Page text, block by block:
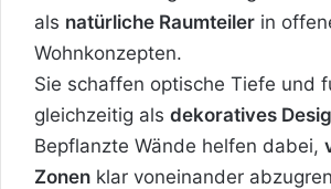
als natürliche Raumteiler in
Wohnkonzepten.
Sie schaffen optische Tiefe und
gleichzeitig als dekoratives
Bepflanzte Wände helfen dabei,
Zonen klar voneinander